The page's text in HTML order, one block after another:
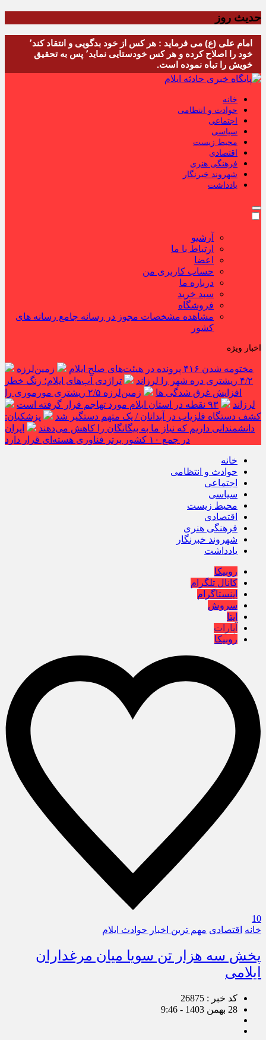
حدیث روز
امام علی (ع) می فرماید : هر کس از خود بدگویی و انتقاد کند٬
خود را اصلاح کرده و هر کس خودستایی نماید٬ پس به تحقیق
خویش را تباه نموده است.
خانه
حوادث و انتظامی
اجتماعی
سیاسی
محیط زیست
اقتصادی
فرهنگی هنری
شهروند خبرنگار
یادداشت
آرشیو
ارتباط با ما
اعضا
حساب کاربری من
درباره ما
سبد خرید
فروشگاه
مشاهده مشخصات مجوز در رسانه جامع رسانه های
کشور
اخبار ویژه
مختومه شدن ۴۱۶ پرونده در هیئت‌های صلح ایلام
زمین‌لرزه
۴/۲ ریشتری دره شهر را لرزاند
تراژدی آب‌های ایلام؛ زنگ خطر
افزایش غرق شدگی ها
زمین‌لرزه ۲/۵ ریشتری مورموری را
لرزاند
۹۳ نقطه در استان ایلام مورد تهاجم قرار گرفته است
کشف دستگاه فلزیاب در آبدانان / یک متهم دستگیر شد
پزشکیان:
دانشمندانی داریم که نیاز ما به بیگانگان را کاهش می‌دهند
ایران
در جمع ۱۰ کشور برتر فناوری هسته‌ای قرار دارد
خانه
حوادث و انتظامی
اجتماعی
سیاسی
محیط زیست
اقتصادی
فرهنگی هنری
شهروند خبرنگار
یادداشت
روبیکا
کانال تلگرام
اینستاگرام
سروش
ایتا
آپارات
روبیکا
10
خانه اقتصادی مهم ترین اخبار حوادث ایلام
پخش سه هزار تن سویا میان مرغداران
ایلامی
کد خبر : 26875
28 بهمن 1403 - 9:46